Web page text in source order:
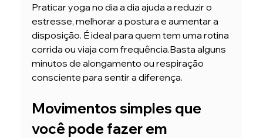
Praticar yoga no dia a dia ajuda a reduzir o
estresse, melhorar a postura e aumentar a
disposição. É ideal para quem tem uma rotina
corrida ou viaja com frequência.Basta alguns
minutos de alongamento ou respiração
consciente para sentir a diferença.
Movimentos simples que
você pode fazer em